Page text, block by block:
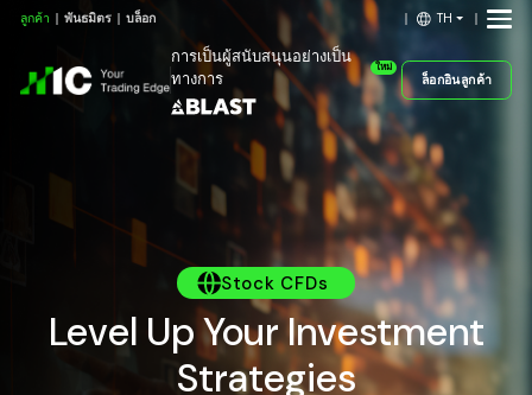
ลูกค้า พันธมิตร บล็อก TH
การเป็นผู้สนับสนุนอย่างเป็น
ทางการ
ใหม่
ล็อกอินลูกค้า
Stock CFDs
Level Up Your Investment
Strategies